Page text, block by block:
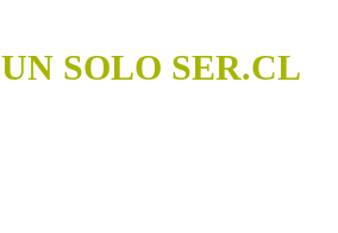
UN SOLO SER.CL